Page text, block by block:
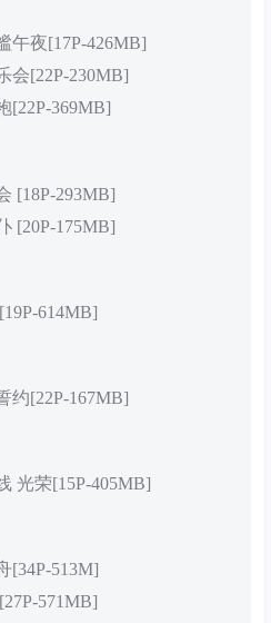
午夜[17P-426MB]
会[22P-230MB]
[22P-369MB]
[18P-293MB]
[20P-175MB]
614MB]
约[22P-167MB]
光荣[15P-405MB]
[34P-513M]
571MB]